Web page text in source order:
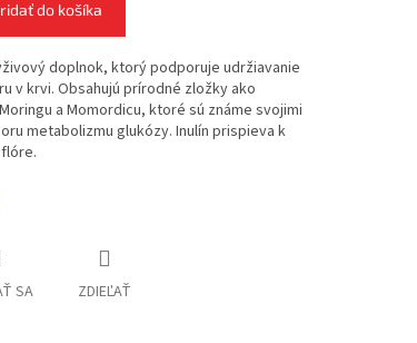
do košíka
doplnok, ktorý podporuje udržiavanie
v krvi. Obsahujú prírodné zložky ako
a Momordicu, ktoré sú známe svojimi
metabolizmu glukózy. Inulín prispieva k
SA ZDIEĽAŤ